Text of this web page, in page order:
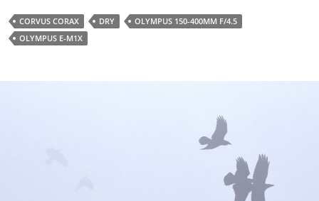
CORVUS CORAX DRY
OLYMPUS 150-400MM F/4.5
OLYMPUS E-M1X